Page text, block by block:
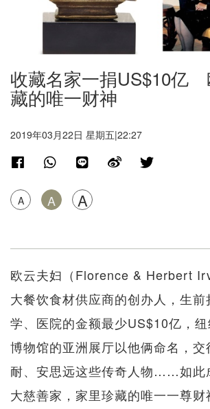
收藏名家一捐US$10亿
藏的唯一财神
2019年03月22日 星期五|22:27
A A A
欧云夫妇（Florence & Herbert
大餐饮食材供应商的创办人，生
学、医院的金额最少US$10亿，
博物馆的亚洲展厅以他俩命名，
耐、安思远这些传奇人物……如此
大慈善家，家里珍藏的唯一一尊